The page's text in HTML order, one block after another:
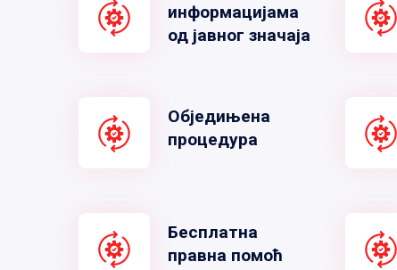
информацијама
од јавног значаја
Обједињена
процедура
Бесплатна
правна помоћ